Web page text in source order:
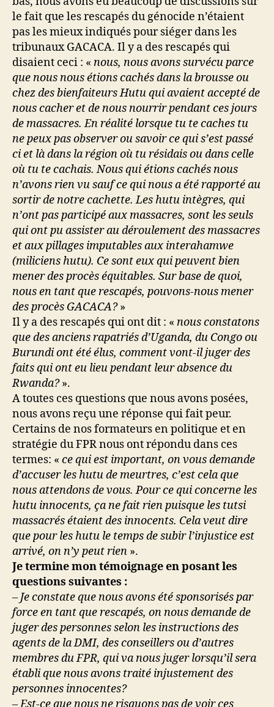
le fait que les rescapés du génocide n’étaient
pas les mieux indiqués pour siéger dans les
tribunaux GACACA. Il y a des rescapés qui
disaient ceci : « nous, nous avons survécu parce
que nous nous étions cachés dans la brousse ou
chez des bienfaiteurs Hutu qui avaient accepté de
nous cacher et de nous nourrir pendant ces jours
de massacres. En réalité lorsque tu te caches tu
ne peux pas observer ou savoir ce qui s’est passé
ci et là dans la région où tu résidais ou dans celle
où tu te cachais. Nous qui étions cachés nous
n’avons rien vu sauf ce qui nous a été rapporté au
sortir de notre cachette. Les hutu intègres, qui
n’ont pas participé aux massacres, sont les seuls
qui ont pu assister au déroulement des massacres
et aux pillages imputables aux interahamwe
(miliciens hutu). Ce sont eux qui peuvent bien
mener des procès équitables. Sur base de quoi,
nous en tant que rescapés, pouvons-nous mener
des procès GACACA?»
Il y a des rescapés qui ont dit : « nous constatons
que des anciens rapatriés d’Uganda, du Congo ou
Burundi ont été élus, comment vont-il juger des
faits qui ont eu lieu pendant leur absence du
Rwanda?».
A toutes ces questions que nous avons posées,
nous avons reçu une réponse qui fait peur.
Certains de nos formateurs en politique et en
stratégie du FPR nous ont répondu dans ces
termes: « ce qui est important, on vous demande
d’accuser les hutu de meurtres, c’est cela que
nous attendons de vous. Pour ce qui concerne les
hutu innocents, ça ne fait rien puisque les tutsi
massacrés étaient des innocents. Cela veut dire
que pour les hutu le temps de subir l’injustice est
arrivé, on n’y peut rien ».
Je termine mon témoignage en posant les
questions suivantes :
– Je constate que nous avons été sponsorisés par
force en tant que rescapés, on nous demande de
juger des personnes selon les instructions des
agents de la DMI, des conseillers ou d’autres
membres du FPR, qui va nous juger lorsqu’il sera
établi que nous avons traité injustement des
personnes innocentes?
– Est-ce que nous ne risquons pas de voir ces